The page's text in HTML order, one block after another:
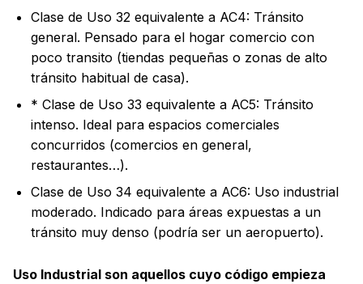
Clase de Uso 32 equivalente a AC4: Tránsito
general. Pensado para el hogar comercio con
poco transito (tiendas pequeñas o zonas de alto
tránsito habitual de casa).
* Clase de Uso 33 equivalente a AC5: Tránsito
intenso. Ideal para espacios comerciales
concurridos (comercios en general,
restaurantes…).
Clase de Uso 34 equivalente a AC6: Uso industrial
moderado. Indicado para áreas expuestas a un
tránsito muy denso (podría ser un aeropuerto).
Uso Industrial son aquellos cuyo código empieza